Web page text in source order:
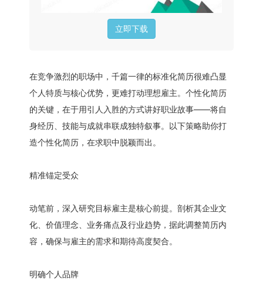
立即下载
在竞争激烈的职场中，千篇一律的标准化简历很难凸显
个人特质与核心优势，更难打动理想雇主。个性化简历
的关键，在于用引人入胜的方式讲好职业故事——将自
身经历、技能与成就串联成独特叙事。以下策略助你打
造个性化简历，在求职中脱颖而出。
精准锚定受众
动笔前，深入研究目标雇主是核心前提。剖析其企业文
化、价值理念、业务痛点及行业趋势，据此调整简历内
容，确保与雇主的需求和期待高度契合。
明确个人品牌